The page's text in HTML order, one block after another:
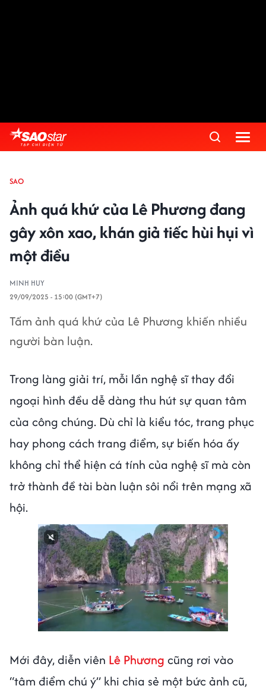
SAO
Ảnh quá khứ của Lê Phương đang
gây xôn xao, khán giả tiếc hùi hụi vì
một điều
MINH HUY
29/09/2025 - 15:00 (GMT+7)
Tấm ảnh quá khứ của Lê Phương khiến nhiều
người bàn luận.
Trong làng giải trí, mỗi lần nghệ sĩ thay đổi
ngoại hình đều dễ dàng thu hút sự quan tâm
của công chúng. Dù chỉ là kiểu tóc, trang phục
hay phong cách trang điểm, sự biến hóa ấy
không chỉ thể hiện cá tính của nghệ sĩ mà còn
trở thành đề tài bàn luận sôi nổi trên mạng xã
hội.
Next video in 2 Cancel
Mới đây, diễn viên Lê Phương cũng rơi vào
“tâm điểm chú ý” khi chia sẻ một bức ảnh cũ,